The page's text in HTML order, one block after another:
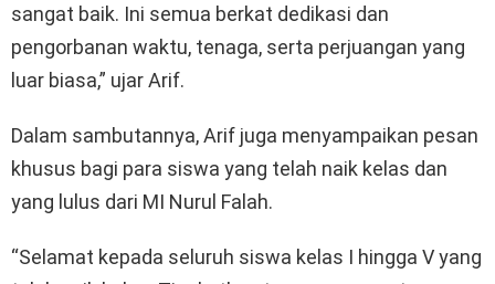
sangat baik. Ini semua berkat dedikasi dan
pengorbanan waktu, tenaga, serta perjuangan yang
luar biasa,” ujar Arif.
Dalam sambutannya, Arif juga menyampaikan pesan
khusus bagi para siswa yang telah naik kelas dan
yang lulus dari MI Nurul Falah.
“Selamat kepada seluruh siswa kelas I hingga V yang